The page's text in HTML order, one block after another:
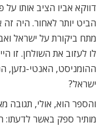
דווקא אביו הציב אותו
הביט יותר לאחור. היה
מתח ביקורת על ישראל
לו לעזוב את השולחן. זו
ההומניסט, האנטי-גזען,
ישראל?
והספר הוא, אולי, תגובה
מותיר ספק באשר לדעתו: